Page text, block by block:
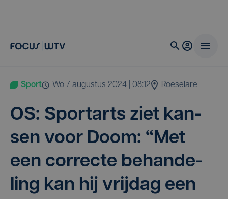
Sport wo 7 augustus 2024 | 08:12 Roeselare
OS: Sport­arts ziet kan­
sen voor Doom: “Met
een cor­rec­te behan­de­
ling kan hij vrij­dag een